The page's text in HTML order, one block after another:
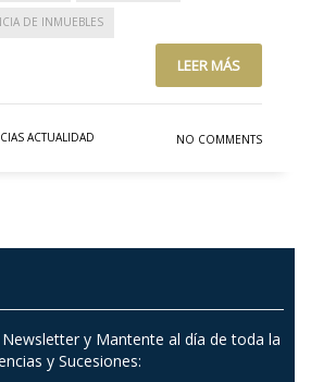
DE INMUEBLES
LEER MÁS
ACTUALIDAD NO COMMENTS
y Mantente al día de toda la
y Sucesiones: